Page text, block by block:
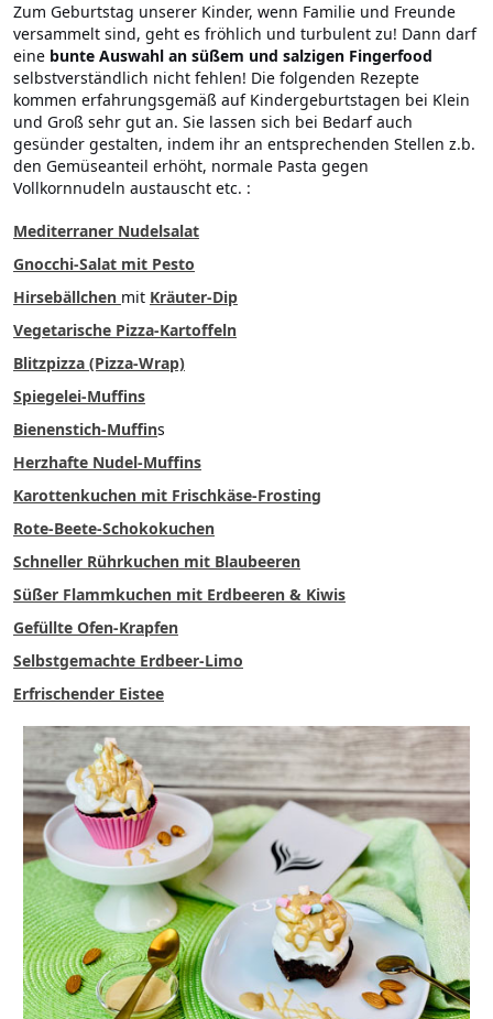
Zum Geburtstag unserer Kinder, wenn Familie und Freunde
versammelt sind, geht es fröhlich und turbulent zu! Dann darf
eine bunte Auswahl an süßem und salzigen Fingerfood
selbstverständlich nicht fehlen! Die folgenden Rezepte
kommen erfahrungsgemäß auf Kindergeburtstagen bei Klein
und Groß sehr gut an. Sie lassen sich bei Bedarf auch
gesünder gestalten, indem ihr an entsprechenden Stellen z.b.
den Gemüseanteil erhöht, normale Pasta gegen
Vollkornnudeln austauscht etc. :
Mediterraner Nudelsalat
Gnocchi-Salat mit Pesto
Hirsebällchen mit Kräuter-Dip
Vegetarische Pizza-Kartoffeln
Blitzpizza (Pizza-Wrap)
Spiegelei-Muffins
Bienenstich-Muffins
Herzhafte Nudel-Muffins
Karottenkuchen mit Frischkäse-Frosting
Rote-Beete-Schokokuchen
Schneller Rührkuchen mit Blaubeeren
Süßer Flammkuchen mit Erdbeeren & Kiwis
Gefüllte Ofen-Krapfen
Selbstgemachte Erdbeer-Limo
Erfrischender Eistee